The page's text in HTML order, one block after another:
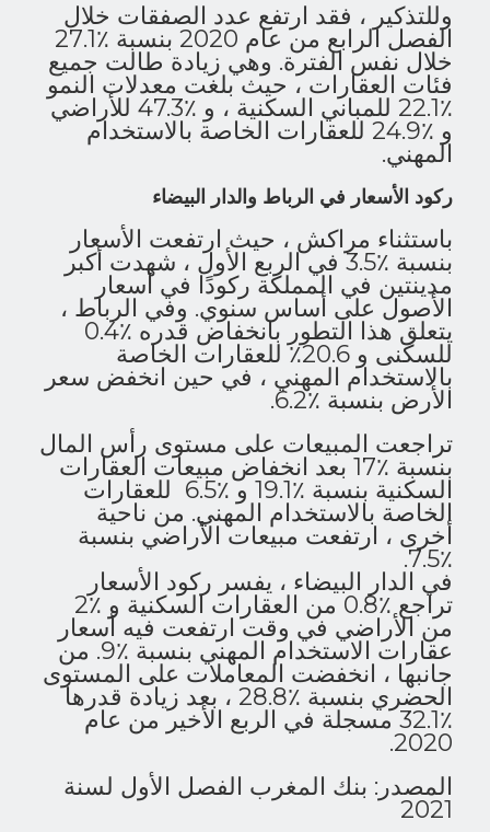
وللتذكير ، فقد ارتفع عدد الصفقات خلال
الفصل الرابع من عام 2020 بنسبة ٪27.1
خلال نفس الفترة. وهي زيادة طالت جميع
فئات العقارات ، حيث بلغت معدلات النمو
٪22.1 للمباني السكنية ، و ٪47.3 للأراضي
و ٪24.9 للعقارات الخاصة بالاستخدام
المهني.
ركود الأسعار في الرباط والدار البيضاء
باستثناء مراكش ، حيث ارتفعت الأسعار
بنسبة ٪3.5 في الربع الأول ، شهدت أكبر
مدينتين في المملكة ركودًا في أسعار
الأصول على أساس سنوي. وفي الرباط ،
يتعلق هذا التطور بانخفاض قدره ٪0.4
للسكنى و 20.6٪ للعقارات الخاصة
بالاستخدام المهني ، في حين انخفض سعر
الأرض بنسبة ٪6.2.
تراجعت المبيعات على مستوى رأس المال
بنسبة ٪17 بعد انخفاض مبيعات العقارات
السكنية بنسبة ٪19.1 و ٪6.5 للعقارات
الخاصة بالاستخدام المهني. من ناحية
أخرى ، ارتفعت مبيعات الأراضي بنسبة
٪7.5.
في الدار البيضاء ، يفسر ركود الأسعار
تراجع ٪0.8 من العقارات السكنية و ٪2
من الأراضي في وقت ارتفعت فيه أسعار
عقارات الاستخدام المهني بنسبة ٪9. من
جانبها ، انخفضت المعاملات على المستوى
الحضري بنسبة ٪28.8 ، بعد زيادة قدرها
٪32.1 مسجلة في الربع الأخير من عام
2020.
المصدر: بنك المغرب الفصل الأول لسنة
2021